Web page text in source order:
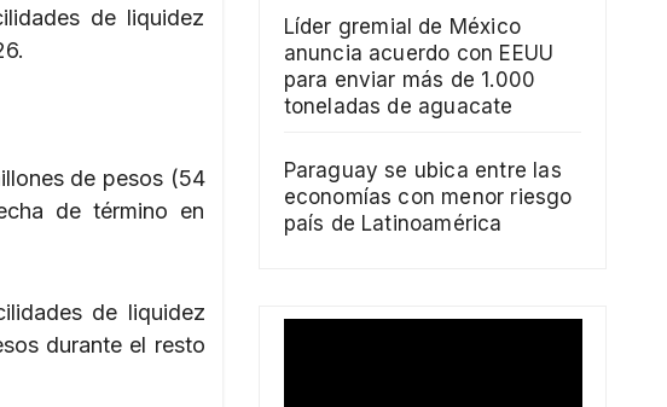
de liquidez
de pesos (54
de término en
de liquidez
durante el resto
Líder gremial de México
anuncia acuerdo con EEUU
para enviar más de 1.000
toneladas de aguacate
Paraguay se ubica entre las
economías con menor riesgo
país de Latinoamérica